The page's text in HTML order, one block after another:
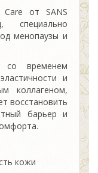
Care от SANS
менопаузы и
со временем
и
коллагеном,
восстановить
барьер и
кожи